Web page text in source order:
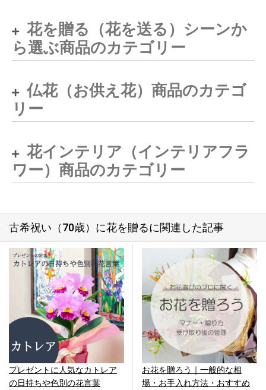
花を贈る（花を送る）シーンか
ら選ぶ商品のカテゴリー
仏花（お供え花）商品のカテゴ
リー
花インテリア（インテリアフラ
ワー）商品のカテゴリー
古希祝い（70歳）に花を贈るに関連した記事
プレゼントに人気なカトレア
の日持ちや色別の花言葉
お花を贈ろう｜一般的な相
場・お手入れ方法・おすすめ